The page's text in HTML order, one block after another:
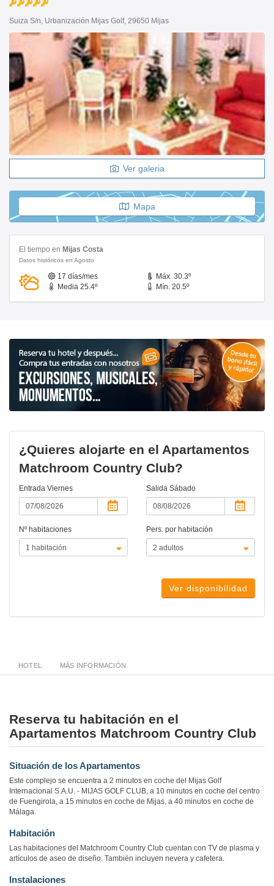
Suiza S/n, Urbanización Mijas Golf, 29650 Mijas
Ver galeria
Mapa
El tiempo en Mijas Costa
Datos históricos en Agosto
17 días/mes
Máx. 30.3º
Media 25.4º
Mín. 20.5º
¿Quieres alojarte en el Apartamentos
Matchroom Country Club?
Entrada Viernes Salida Sábado
Nº habitaciones Pers. por habitación
Ver disponibilidad
HOTEL MÁS INFORMACIÓN
Reserva tu habitación en el
Apartamentos Matchroom Country Club
Situación de los Apartamentos
Este complejo se encuentra a 2 minutos en coche del Mijas Golf
Internacional S.A.U. - MIJAS GOLF CLUB, a 10 minutos en coche del centro
de Fuengirola, a 15 minutos en coche de Mijas, a 40 minutos en coche de
Málaga.
Habitación
Las habitaciones del Matchroom Country Club cuentan con TV de plasma y
artículos de aseo de diseño. También incluyen nevera y cafetera.
Instalaciones